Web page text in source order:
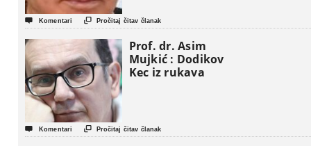
 Komentari  Pročitaj čitav članak
Prof. dr. Asim
Mujkić : Dodikov
Kec iz rukava
 Komentari  Pročitaj čitav članak